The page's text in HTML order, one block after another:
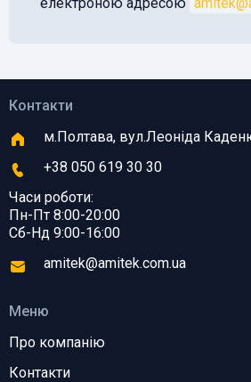
Меню
Про компанію
Контакти
Контакти
м.Полтава, вул.Леоніда
+38 050 619 30 30
Часи роботи:
Пн-Пт 8:00-20:00
Сб-Нд 9:00-16:00
amitek@amitek.com.ua